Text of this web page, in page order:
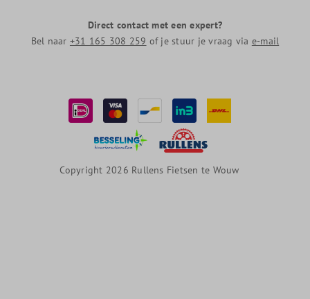
Direct contact met een expert?
Bel naar +31 165 308 259 of je stuur je vraag via e-mail
Copyright 2026 Rullens Fietsen te Wouw